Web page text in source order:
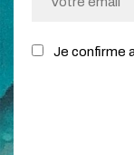
Je confirme